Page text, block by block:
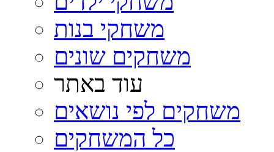
משחקי בנות
משחקים שונים
עוד באתר
משחקים לפי נושאים
כל המשחקים